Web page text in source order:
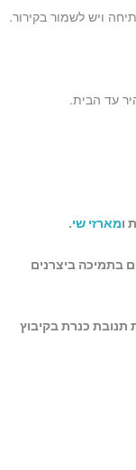
ויש לשמור בקירור.
עד הבית.
ומארזי שי.
בתמיכה ביצרנים
תנובת כנרת בקיבוץ